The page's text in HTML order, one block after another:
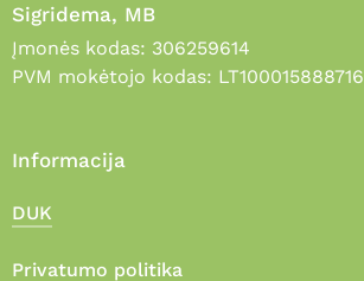
Sigridema, MB
Įmonės kodas: 306259614
PVM mokėtojo kodas: LT100015888716
Informacija
DUK
Privatumo politika